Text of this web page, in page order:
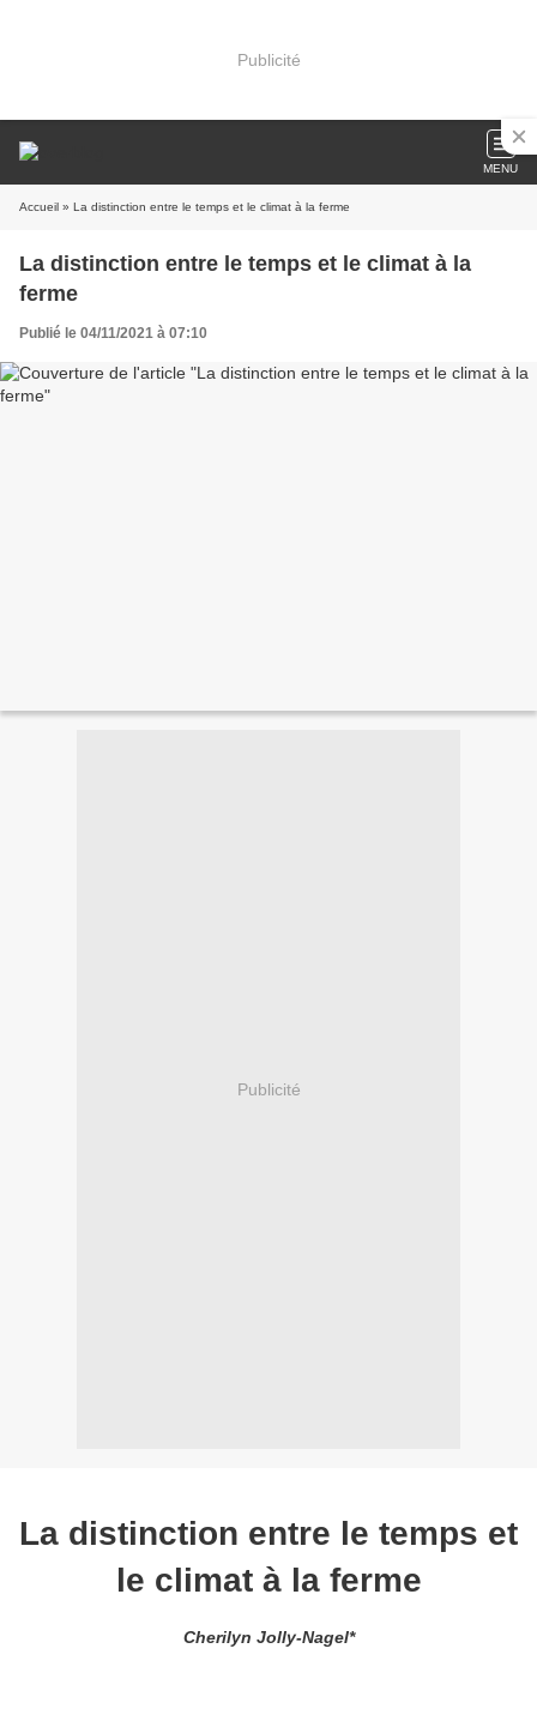
Publicité
MENU
Accueil » La distinction entre le temps et le climat à la ferme
La distinction entre le temps et le climat à la
ferme
Publié le 04/11/2021 à 07:10
Publicité
La distinction entre le temps et
le climat à la ferme
Cherilyn Jolly-Nagel*